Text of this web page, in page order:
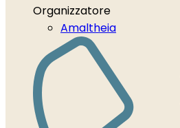
Organizzatore
Amaltheia